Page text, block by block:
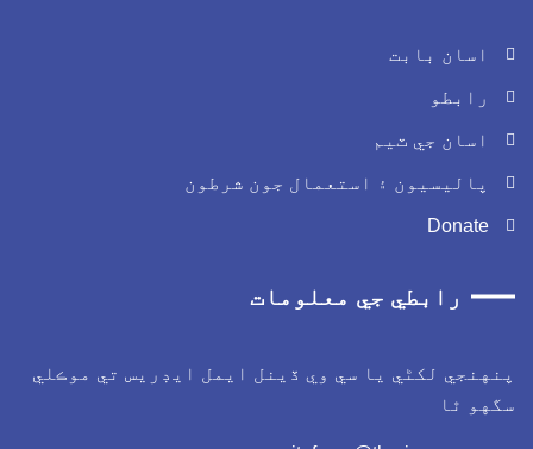
اسان بابت
رابطو
اسان جي ٽيم
پاليسيون ۽ استعمال جون شرطون
Donate
رابطي جي معلومات
لکڻي يا سي وي ڏينل ايمل ايڊريس تي موڪلي
ٿا